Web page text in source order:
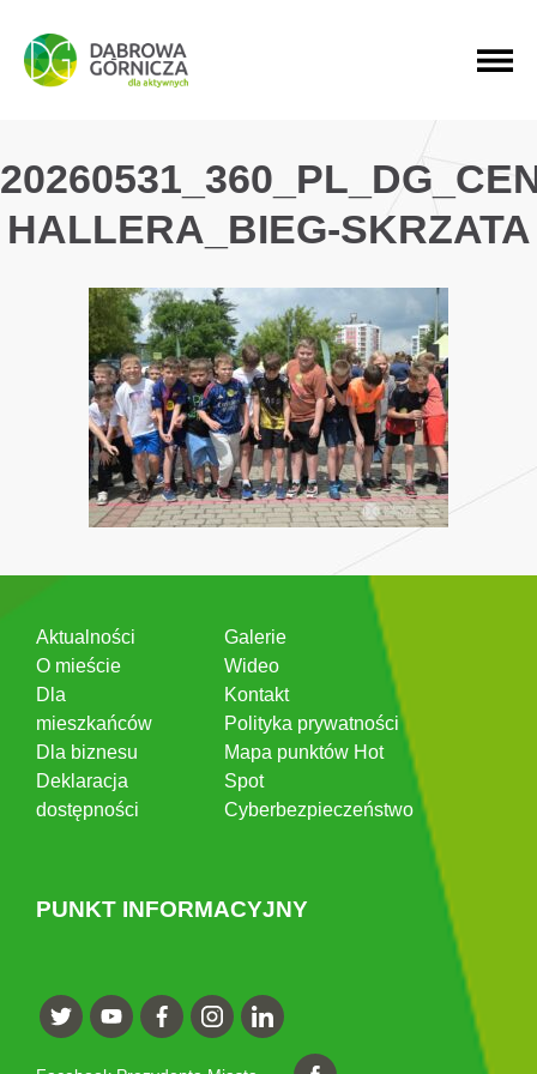
PRZEJDŹ DO MENU GŁÓWNEGO
PRZEJDŹ DO WYSZUKIWARKI
PRZEJDŹ DO TREŚCI
HALLERA_BIEG-SKRZATA
Aktualności
O mieście
Dla
mieszkańców
Dla biznesu
Deklaracja
dostępności
Galerie
Wideo
Kontakt
Polityka prywatności
Mapa punktów Hot
Spot
Cyberbezpieczeństwo
PUNKT INFORMACYJNY